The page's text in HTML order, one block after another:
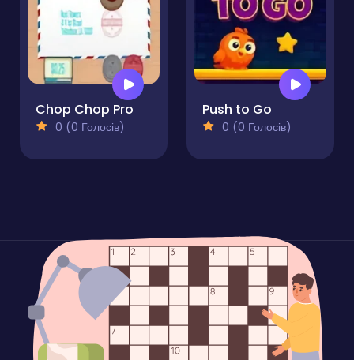
Chop Chop Pro
0 (0 Голосів)
Push to Go
0 (0 Голосів)